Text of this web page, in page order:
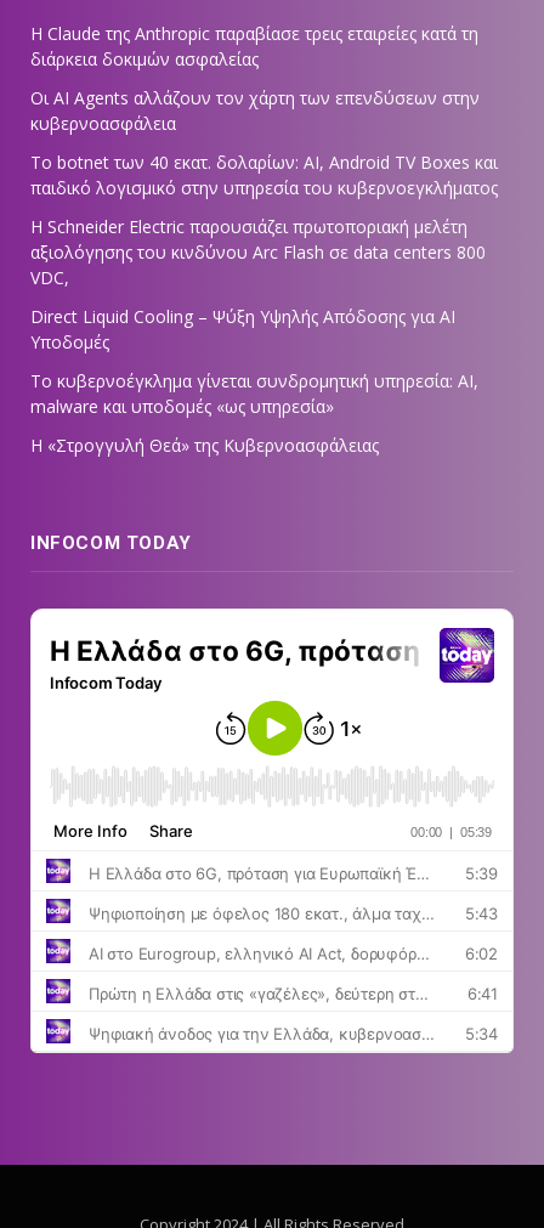
Η Claude της Anthropic παραβίασε τρεις εταιρείες κατά τη
διάρκεια δοκιμών ασφαλείας
Οι AI Agents αλλάζουν τον χάρτη των επενδύσεων στην
κυβερνοασφάλεια
Το botnet των 40 εκατ. δολαρίων: AI, Android TV Boxes και
παιδικό λογισμικό στην υπηρεσία του κυβερνοεγκλήματος
Η Schneider Electric παρουσιάζει πρωτοποριακή μελέτη
αξιολόγησης του κινδύνου Arc Flash σε data centers 800
VDC,
Direct Liquid Cooling – Ψύξη Υψηλής Απόδοσης για AI
Υποδομές
Το κυβερνοέγκλημα γίνεται συνδρομητική υπηρεσία: AI,
malware και υποδομές «ως υπηρεσία»
Η «Στρογγυλή Θεά» της Κυβερνοασφάλειας
INFOCOM TODAY